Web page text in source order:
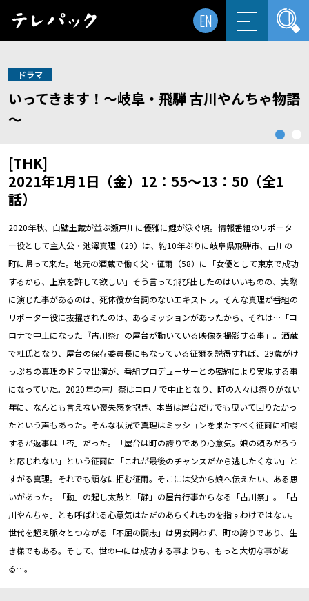
EN
ドラマ
いってきます！～岐阜・飛騨 古川やんちゃ物語
～
[THK]
2021年1月1日（金）12：55～13：50（全1
話）
2020年秋、白壁土蔵が並ぶ瀬戸川に優雅に鯉が泳ぐ頃。情報番組のリポータ
ー役として主人公・池澤真理（29）は、約10年ぶりに岐阜県飛騨市、古川の
町に帰って来た。地元の酒蔵で働く父・征爾（58）に「女優として東京で成功
するから、上京を許して欲しい」そう言って飛び出したのはいいものの、実際
に演じた事があるのは、死体役か台詞のないエキストラ。そんな真理が番組の
リポーター役に抜擢されたのは、あるミッションがあったから、それは…「コ
ロナで中止になった『古川祭』の屋台が動いている映像を撮影する事」。酒蔵
で杜氏となり、屋台の保存委員長にもなっている征爾を説得すれば、29歳がけ
っぷちの真理のドラマ出演が、番組プロデューサーとの密約により実現する事
になっていた。2020年の古川祭はコロナで中止となり、町の人々は祭りがない
年に、なんとも言えない喪失感を抱き、本当は屋台だけでも曳いて回りたかっ
たという声もあった。そんな状況で真理はミッションを果たすべく征爾に相談
するが返事は「否」だった。「屋台は町の誇りであり心意気。娘の頼みだろう
と応じれない」という征爾に「これが最後のチャンスだから逃したくない」と
すがる真理。それでも頑なに拒む征爾。そこには父から娘へ伝えたい、ある思
いがあった。「動」の起し太鼓と「静」の屋台行事からなる「古川祭」。「古
川やんちゃ」とも呼ばれる心意気はただのあらくれものを指すわけではない。
世代を超え脈々とつながる「不屈の闘志」は男女問わず、町の誇りであり、生
き様でもある。そして、世の中には成功する事よりも、もっと大切な事があ
る…。